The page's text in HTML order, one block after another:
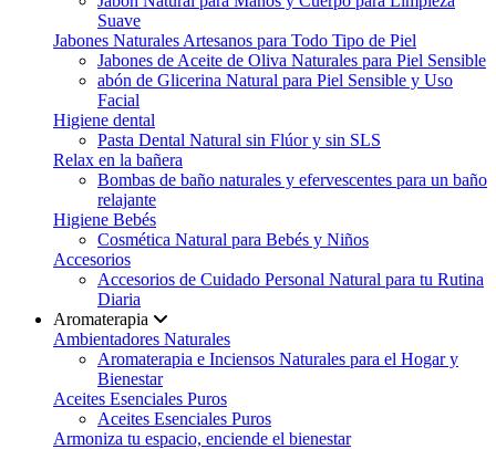
Suave
Jabones Naturales Artesanos para Todo Tipo de Piel
Jabones de Aceite de Oliva Naturales para Piel Sensible
abón de Glicerina Natural para Piel Sensible y Uso
Facial
Higiene dental
Pasta Dental Natural sin Flúor y sin SLS
Relax en la bañera
Bombas de baño naturales y efervescentes para un baño
relajante
Higiene Bebés
Cosmética Natural para Bebés y Niños
Accesorios
Accesorios de Cuidado Personal Natural para tu Rutina
Diaria
Aromaterapia
Ambientadores Naturales
Aromaterapia e Inciensos Naturales para el Hogar y
Bienestar
Aceites Esenciales Puros
Aceites Esenciales Puros
Armoniza tu espacio, enciende el bienestar